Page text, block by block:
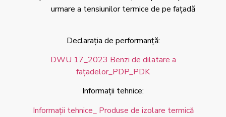
urmare a tensiunilor termice de pe fațadă
Declarația de performanță:
DWU 17_2023 Benzi de dilatare a
fațadelor_PDP_PDK
Informații tehnice:
Informații tehnice_ Produse de izolare termică